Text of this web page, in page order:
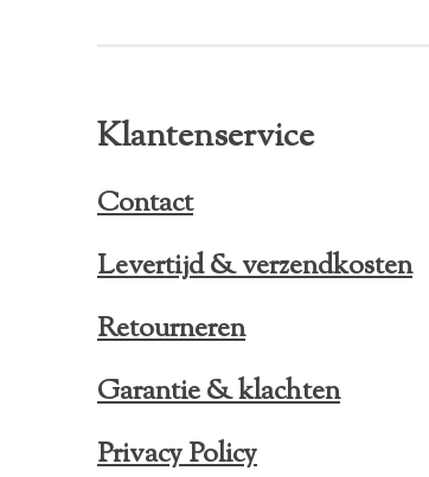
Klantenservice
Contact
Levertijd & verzendkosten
Retourneren
Garantie & klachten
Privacy Policy